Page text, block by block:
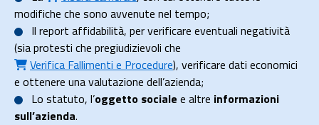
modifiche che sono avvenute nel tempo;
Il report affidabilità, per verificare eventuali negatività
(sia protesti che pregiudizievoli che
Verifica Fallimenti e Procedure), verificare dati economici
e ottenere una valutazione dell’azienda;
Lo statuto, l’oggetto sociale e altre informazioni
sull’azienda.